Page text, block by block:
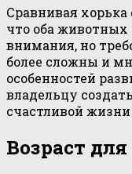
Сравнивая
что оба животных
внимания, но
более сложны и
особенностей
владельцу
счастливой
Возраст